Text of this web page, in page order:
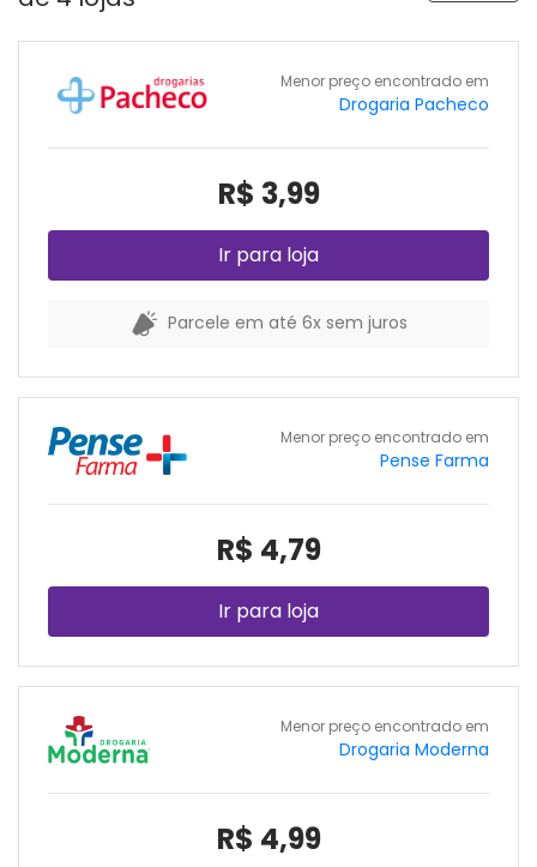
Menor preço encontrado em
Drogaria Pacheco
R$ 3,99
Ir para loja
Parcele em até 6x sem juros
Menor preço encontrado em
Pense Farma
R$ 4,79
Ir para loja
Menor preço encontrado em
Drogaria Moderna
R$ 4,99